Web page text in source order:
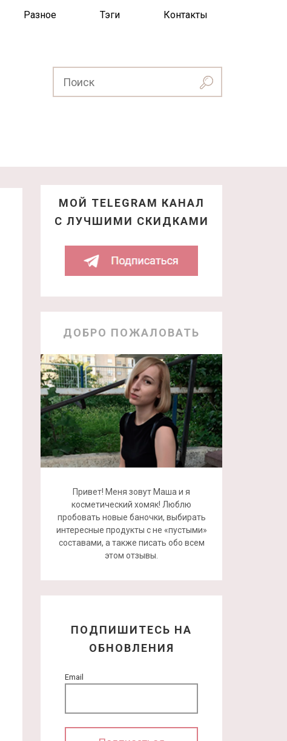
Разное Тэги Контакты
МОЙ TELEGRAM КАНАЛ
С ЛУЧШИМИ СКИДКАМИ
ДОБРО ПОЖАЛОВАТЬ
Привет! Меня зовут Маша и я
косметический хомяк! Люблю
пробовать новые баночки, выбирать
интересные продукты с не «пустыми»
составами, а также писать обо всем
этом отзывы.
ПОДПИШИТЕСЬ НА
ОБНОВЛЕНИЯ
Email